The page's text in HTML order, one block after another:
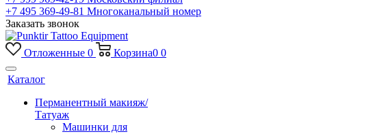
+7 495 369-49-81 Многоканальный номер
Заказать звонок
Отложенные 0 Корзина0 0
Каталог
Перманентный макияж/
Татуаж
Машинки для